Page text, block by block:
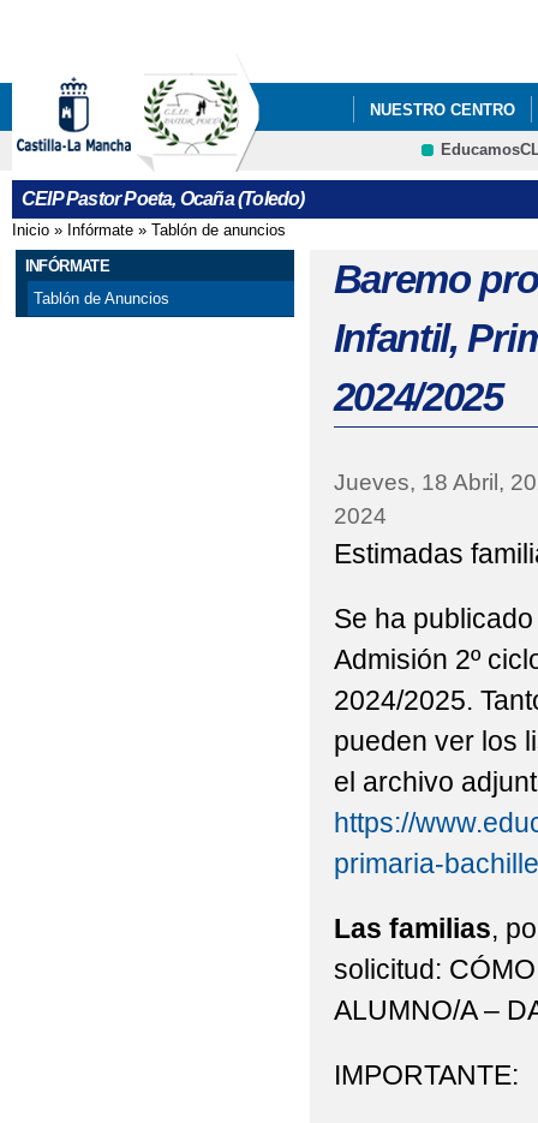
NUESTRO CENTRO
BLOGS Y WIKIS
CEIP Pastor Poeta, Ocaña (Toledo)
Se encuentra usted aquí
Inicio » Infórmate » Tablón de anuncios
INFÓRMATE
Tablón de Anuncios
Baremo
Infantil,
2024/2025
Jueves, 18 Abril,
2024
Estimadas
Se ha
Admisión 2º
2024/2025.
pueden ver los
el archivo
https://
primaria-
Las familias,
solicitud:
ALUMNO/A –
IMPORTANTE: